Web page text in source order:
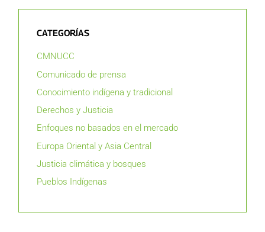
CATEGORÍAS
CMNUCC
Comunicado de prensa
Conocimiento indígena y tradicional
Derechos y Justicia
Enfoques no basados en el mercado
Europa Oriental y Asia Central
Justicia climática y bosques
Pueblos Indígenas